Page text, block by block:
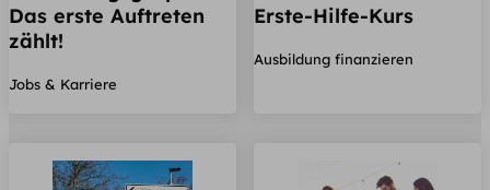
Das erste Auftreten
zählt!
Jobs & Karriere
Erste-Hilfe-Kurs
Ausbildung finanzieren